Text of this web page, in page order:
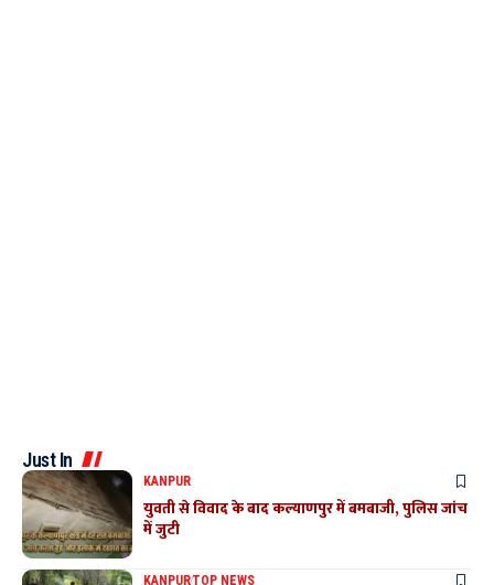
Just In
KANPUR
युवती से विवाद के बाद कल्याणपुर में बमबाजी, पुलिस जांच
में जुटी
KANPURTOP NEWS